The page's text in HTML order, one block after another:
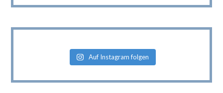
Auf Instagram folgen